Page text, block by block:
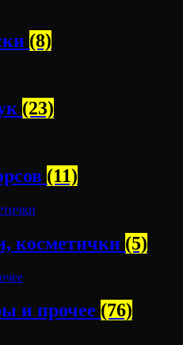
(8)
(23)
(11)
косметички (5)
и прочее (76)